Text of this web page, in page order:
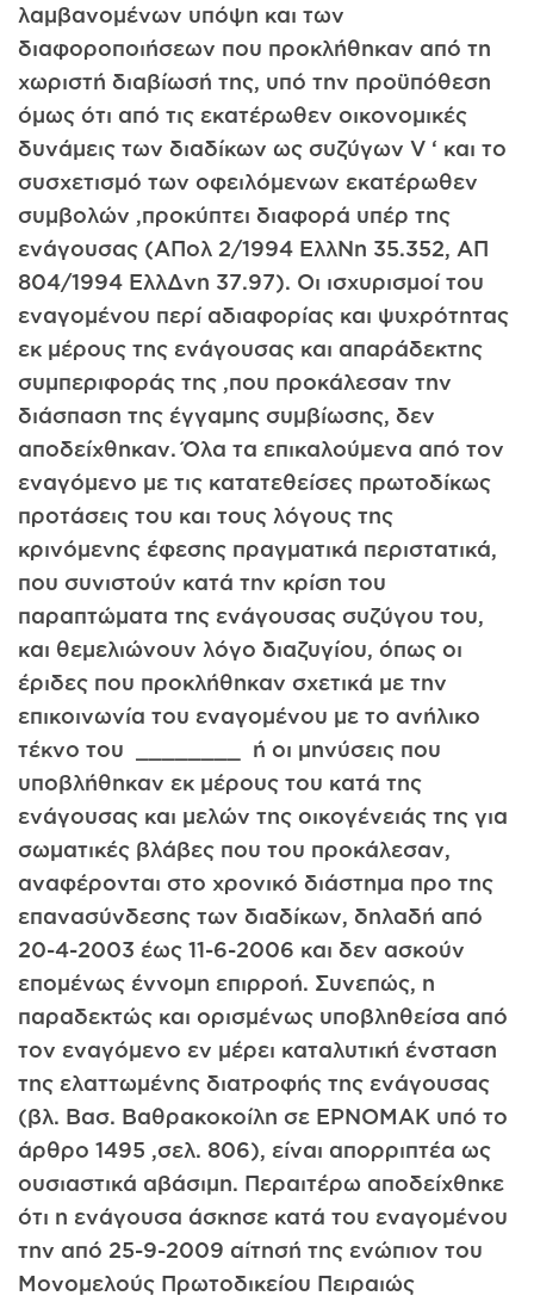
λαμβανομένων υπόψη και των
διαφοροποιήσεων που προκλήθηκαν από τη
χωριστή διαβίωσή της, υπό την προϋπόθεση
όμως ότι από τις εκατέρωθεν οικονομικές
δυνάμεις των διαδίκων ως συζύγων V ‘ και το
συσχετισμό των οφειλόμενων εκατέρωθεν
συμβολών ,προκύπτει διαφορά υπέρ της
ενάγουσας (ΑΠολ 2/1994 ΕλλΝη 35.352, ΑΠ
804/1994 ΕλλΔνη 37.97). Οι ισχυρισμοί του
εναγομένου περί αδιαφορίας και ψυχρότητας
εκ μέρους της ενάγουσας και απαράδεκτης
συμπεριφοράς της ,που προκάλεσαν την
διάσπαση της έγγαμης συμβίωσης, δεν
αποδείχθηκαν. Όλα τα επικαλούμενα από τον
εναγόμενο με τις κατατεθείσες πρωτοδίκως
προτάσεις του και τους λόγους της
κρινόμενης έφεσης πραγματικά περιστατικά,
που συνιστούν κατά την κρίση του
παραπτώματα της ενάγουσας συζύγου του,
και θεμελιώνουν λόγο διαζυγίου, όπως οι
έριδες που προκλήθηκαν σχετικά με την
επικοινωνία του εναγομένου με το ανήλικο
τέκνο του ________ ή οι μηνύσεις που
υποβλήθηκαν εκ μέρους του κατά της
ενάγουσας και μελών της οικογένειάς της για
σωματικές βλάβες που του προκάλεσαν,
αναφέρονται στο χρονικό διάστημα προ της
επανασύνδεσης των διαδίκων, δηλαδή από
20-4-2003 έως 11-6-2006 και δεν ασκούν
επομένως έννομη επιρροή. Συνεπώς, η
παραδεκτώς και ορισμένως υποβληθείσα από
τον εναγόμενο εν μέρει καταλυτική ένσταση
της ελαττωμένης διατροφής της ενάγουσας
(βλ. Βασ. Βαθρακοκοίλη σε ΕΡΝΟΜΑΚ υπό το
άρθρο 1495 ,σελ. 806), είναι απορριπτέα ως
ουσιαστικά αβάσιμη. Περαιτέρω αποδείχθηκε
ότι η ενάγουσα άσκησε κατά του εναγομένου
την από 25-9-2009 αίτησή της ενώπιον του
Μονομελούς Πρωτοδικείου Πειραιώς